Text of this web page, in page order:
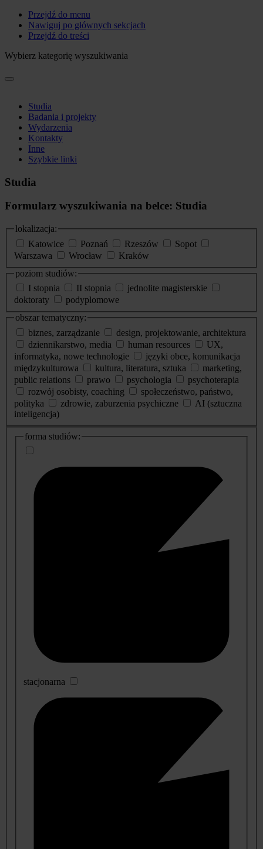
Przejdź do menu
Nawiguj po głównych sekcjach
Przejdź do treści
Wybierz kategorię wyszukiwania
Studia
Badania i projekty
Wydarzenia
Kontakty
Inne
Szybkie linki
Studia
Formularz wyszukiwania na belce: Studia
lokalizacja:
Katowice
Poznań Rzeszów
Sopot
Warszawa
Wrocław
Kraków
poziom studiów:
I stopnia
II stopnia
jednolite magisterskie
doktoraty
podyplomowe
obszar tematyczny:
biznes, zarządzanie
design, projektowanie, architektura
dziennikarstwo, media
human resources
UX,
informatyka, nowe technologie
języki obce, komunikacja
międzykulturowa
kultura, literatura, sztuka
marketing,
public relations
prawo psychologia
psychoterapia
rozwój osobisty, coaching
społeczeństwo, państwo,
polityka
zdrowie, zaburzenia psychiczne
AI (sztuczna
inteligencja)
dodatkowe
informacje
forma studiów:
stacjonarna